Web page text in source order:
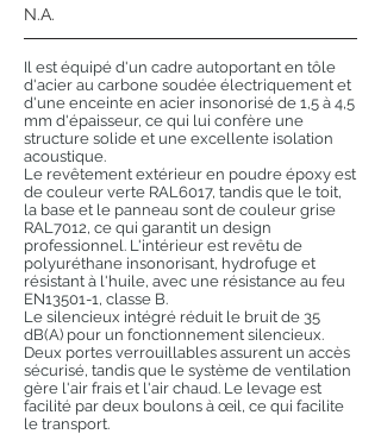
N.A.
Il est équipé d'un cadre autoportant en tôle
d'acier au carbone soudée électriquement et
d'une enceinte en acier insonorisé de 1,5 à 4,5
mm d'épaisseur, ce qui lui confère une
structure solide et une excellente isolation
acoustique.
Le revêtement extérieur en poudre époxy est
de couleur verte RAL6017, tandis que le toit,
la base et le panneau sont de couleur grise
RAL7012, ce qui garantit un design
professionnel. L'intérieur est revêtu de
polyuréthane insonorisant, hydrofuge et
résistant à l'huile, avec une résistance au feu
EN13501-1, classe B.
Le silencieux intégré réduit le bruit de 35
dB(A) pour un fonctionnement silencieux.
Deux portes verrouillables assurent un accès
sécurisé, tandis que le système de ventilation
gère l'air frais et l'air chaud. Le levage est
facilité par deux boulons à œil, ce qui facilite
le transport.